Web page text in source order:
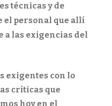
técnicas y de
el personal que allí
a las exigencias del
exigentes con lo
críticas que
hoy en el